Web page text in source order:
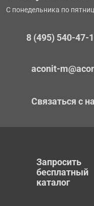
С понедельника по
8 (495) 540-47-
aconit-
Связаться с
Запросить
бесплатный
каталог